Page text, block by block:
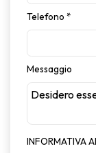
Telefono *
Messaggio
INFORMATIVA